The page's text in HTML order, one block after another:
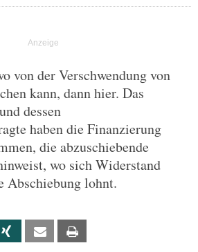
von der Verschwendung von
kann, dann hier. Das
dessen
haben die Finanzierung
die abzuschiebende
wo sich Widerstand
Abschiebung lohnt.
Xing Email